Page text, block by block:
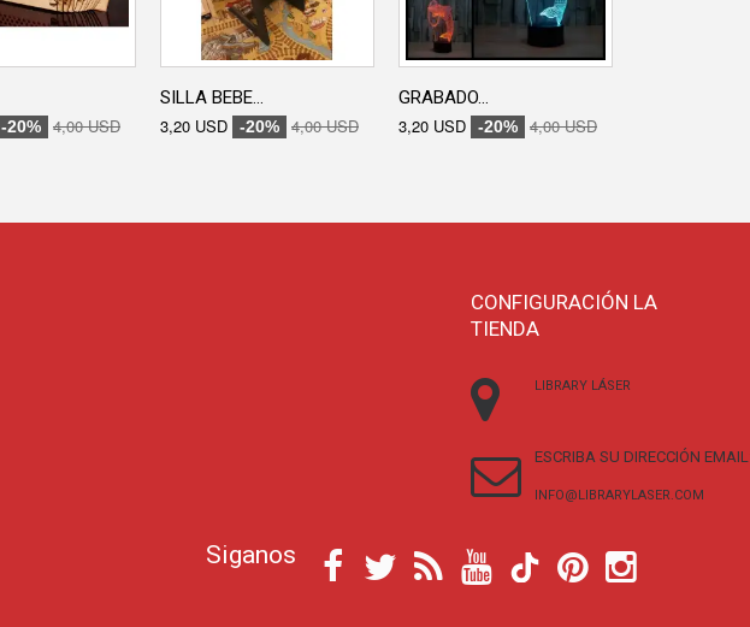
-20% 4,00 USD
SILLA BEBE...
3,20 USD -20% 4,00 USD
GRABADO...
3,20 USD -20% 4,00 USD
CONFIGURACIÓN LA
TIENDA
LIBRARY LÁSER
ESCRIBA SU DIRECCIÓN
INFO@LIBRARYLASER.COM
Siganos